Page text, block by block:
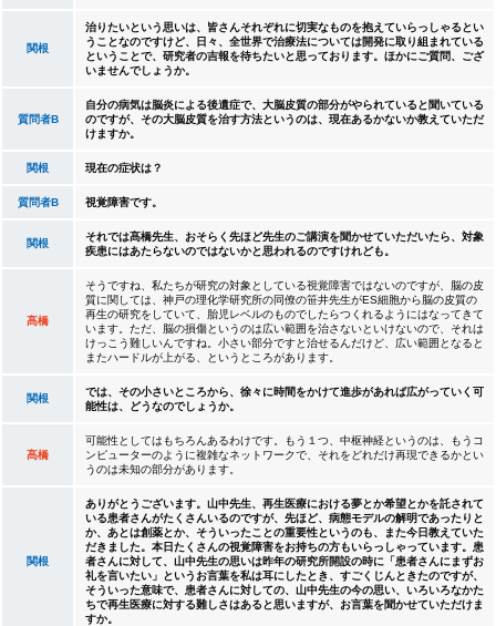
関根
治りたいという思いは、皆さんそれぞれに切実なものを抱えていらっしゃるとい
うことなのですけど、日々、全世界で治療法については開発に取り組まれている
ということで、研究者の吉報を待ちたいと思っております。ほかにご質問、ござ
いませんでしょうか。
質問者B
自分の病気は脳炎による後遺症で、大脳皮質の部分がやられていると聞いている
のですが、その大脳皮質を治す方法というのは、現在あるかないか教えていただ
けますか。
関根 現在の症状は？
質問者B 視覚障害です。
関根
それでは髙橋先生、おそらく先ほど先生のご講演を聞かせていただいたら、対象
疾患にはあたらないのではないかと思われるのですけれども。
髙橋
そうですね、私たちが研究の対象としている視覚障害ではないのですが、脳の皮
質に関しては、神戸の理化学研究所の同僚の笹井先生がES細胞から脳の皮質の
再生の研究をしていて、胎児レベルのものでしたらつくれるようにはなってきて
います。ただ、脳の損傷というのは広い範囲を治さないといけないので、それは
けっこう難しいんですね。小さい部分ですと治せるんだけど、広い範囲となると
またハードルが上がる、というところがあります。
関根
では、その小さいところから、徐々に時間をかけて進歩があれば広がっていく可
能性は、どうなのでしょうか。
髙橋
可能性としてはもちろんあるわけです。もう１つ、中枢神経というのは、もうコ
ンピューターのように複雑なネットワークで、それをどれだけ再現できるかとい
うのは未知の部分があります。
関根
ありがとうございます。山中先生、再生医療における夢とか希望とかを託されて
いる患者さんがたくさんいるのですが、先ほど、病態モデルの解明であったりと
か、あとは創薬とか、そういったことの重要性というのも、また今日教えていた
だきました。本日たくさんの視覚障害をお持ちの方もいらっしゃっています。患
者さんに対して、山中先生の思いは昨年の研究所開設の時に「患者さんにまずお
礼を言いたい」というお言葉を私は耳にしたとき、すごくじんときたのですが、
そういった意味で、患者さんに対しての、山中先生の今の思い、いろいろなかた
ちで再生医療に対する難しさはあると思いますが、お言葉を聞かせていただけま
すか。